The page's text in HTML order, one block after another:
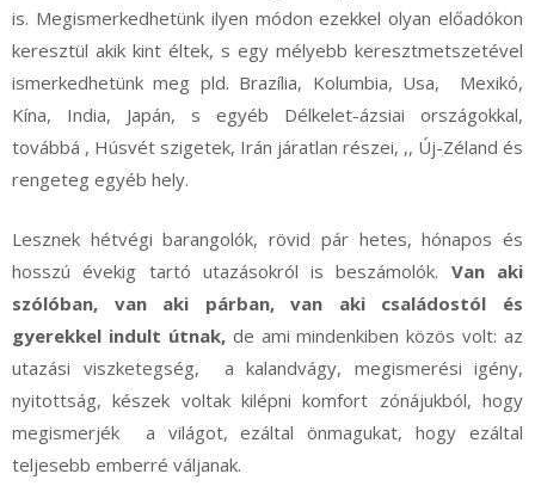
is. Megismerkedhetünk ilyen módon ezekkel olyan előadókon
keresztül akik kint éltek, s egy mélyebb keresztmetszetével
ismerkedhetünk meg pld. Brazília, Kolumbia, Usa, Mexikó,
Kína, India, Japán, s egyéb Délkelet-ázsiai országokkal,
továbbá , Húsvét szigetek, Irán járatlan részei, ,, Új-Zéland és
rengeteg egyéb hely.
Lesznek hétvégi barangolók, rövid pár hetes, hónapos és
hosszú évekig tartó utazásokról is beszámolók. Van aki
szólóban, van aki párban, van aki családostól és
gyerekkel indult útnak,de ami mindenkiben közös volt: az
utazási viszketegség, a kalandvágy, megismerési igény,
nyitottság, készek voltak kilépni komfort zónájukból, hogy
megismerjék a világot, ezáltal önmagukat, hogy ezáltal
teljesebb emberré váljanak.